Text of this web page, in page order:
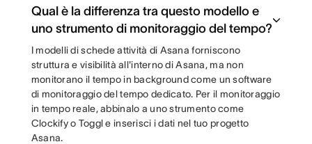
Qual è la differenza tra questo modello e
uno strumento di monitoraggio del tempo?
I modelli di schede attività di Asana forniscono
struttura e visibilità all'interno di Asana, ma non
monitorano il tempo in background come un software
di monitoraggio del tempo dedicato. Per il monitoraggio
in tempo reale, abbinalo a uno strumento come
Clockify o Toggl e inserisci i dati nel tuo progetto
Asana.